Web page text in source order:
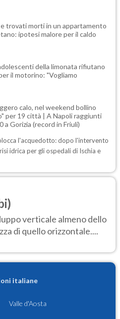
trovati morti in un appartamento
ipotesi malore per il caldo
della limonata rifiutano
il motorino: "Vogliamo
calo, nel weekend bollino
per 19 città | A Napoli raggiunti
a Gorizia (record in Friuli)
l'acquedotto: dopo l'intervento
idrica per gli ospedali di Ischia e
verticale almeno dello
di quello orizzontale....
italiane
Valle d'Aosta